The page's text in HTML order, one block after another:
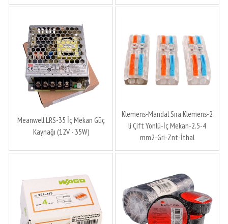
Meanwell LRS-35 İç Mekan Güç
Kaynağı (12V - 35W)
Klemens-Mandal Sıra Klemens-2
li Çift Yönlü-İç Mekan-2.5-4
mm2-Gri-Znt-İthal